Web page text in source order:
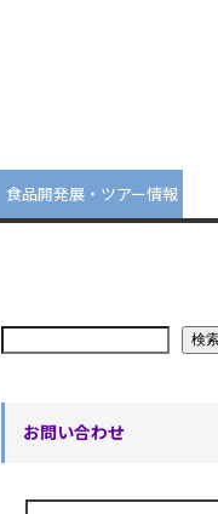
食品開発展・ツアー情報
検
お問い合わせ